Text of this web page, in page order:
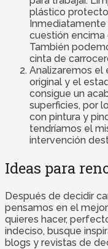
plástico
cuestión encima
También
cinta de
Analizaremos el
original y el
consigue un
superficies, por
con pintura y
tendríamos el
intervención
Ideas para
Después de decidir
pensamos en el
quieres hacer,
indeciso, busque
blogs y revistas de